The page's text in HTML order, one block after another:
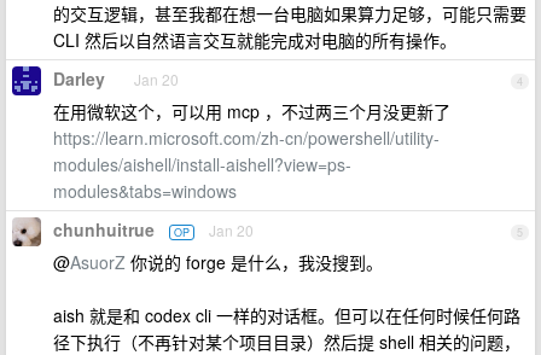
的交互逻辑，甚至我都在想一台电脑如果算力足够，可能只需要
CLI 然后以自然语言交互就能完成对电脑的所有操作。
4
Darley Jan 20
在用微软这个，可以用 mcp ，不过两三个月没更新了
https://learn.microsoft.com/zh-cn/powershell/utility-
modules/aishell/install-aishell?view=ps-
modules&tabs=windows
5
chunhuitrue OP Jan 20
@AsuorZ 你说的 forge 是什么，我没搜到。
aish 就是和 codex cli 一样的对话框。但可以在任何时候任何路
径下执行（不再针对某个项目目录）然后提 shell 相关的问题，